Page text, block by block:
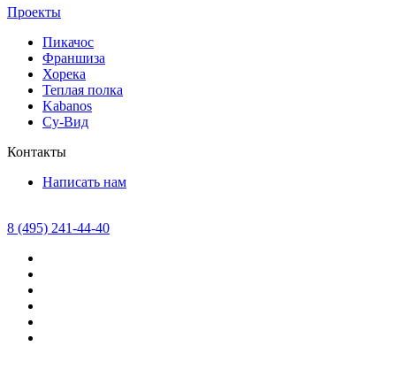
Проекты
Пикачос
Франшиза
Хорека
Теплая полка
Kabanos
Су-Вид
Контакты
Написать нам
8 (495) 241-44-40